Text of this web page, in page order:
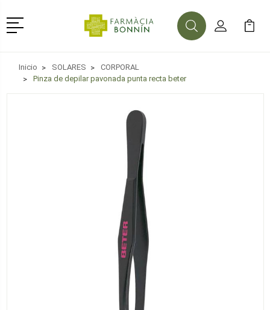
Menú
BuscarMi Cuenta
Mi
Inicio SOLARES
CORPORAL
Pinza de depilar pavonada punta recta beter